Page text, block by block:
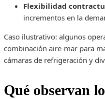
Flexibilidad
incrementos en la
Caso ilustrativo: algunos
combinación aire‑mar para
cámaras de refrigeración y
Qué observan